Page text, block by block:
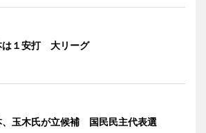
は１安打 大リーグ
、玉木氏が立候補 国民民主代表選